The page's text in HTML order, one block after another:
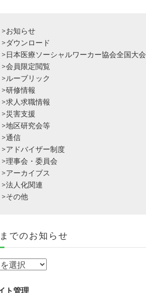
>お知らせ
>ダウンロード
>日本医療ソーシャルワーカー協会全国大会
>会員限定閲覧
>ルーブリック
>研修情報
>求人求職情報
>災害支援
>地区研究会等
>通信
>アドバイザー制度
>理事会・委員会
>アーカイブス
>法人化関連
>その他
でのお知らせ
ト管理